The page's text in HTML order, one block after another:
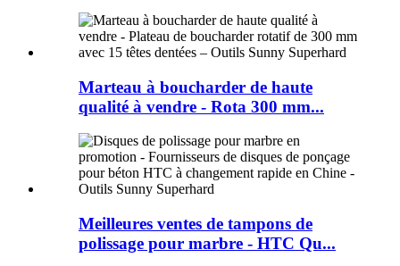
Marteau à boucharder de haute
qualité à vendre - Rota 300 mm...
Meilleures ventes de tampons de
polissage pour marbre - HTC Qu...